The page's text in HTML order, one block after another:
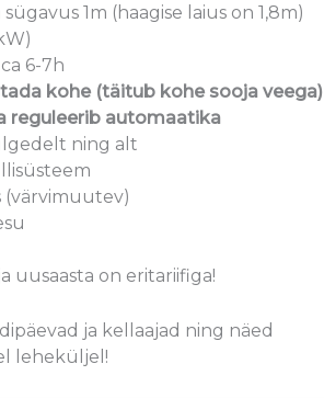
1m (haagise laius on 1,8m)
6-7h
kohe (täitub kohe sooja veega)
reguleerib automaatika
ning alt
(värvimuutev)
uusaasta on eritariifiga!
ja kellaajad ning näed
leheküljel!